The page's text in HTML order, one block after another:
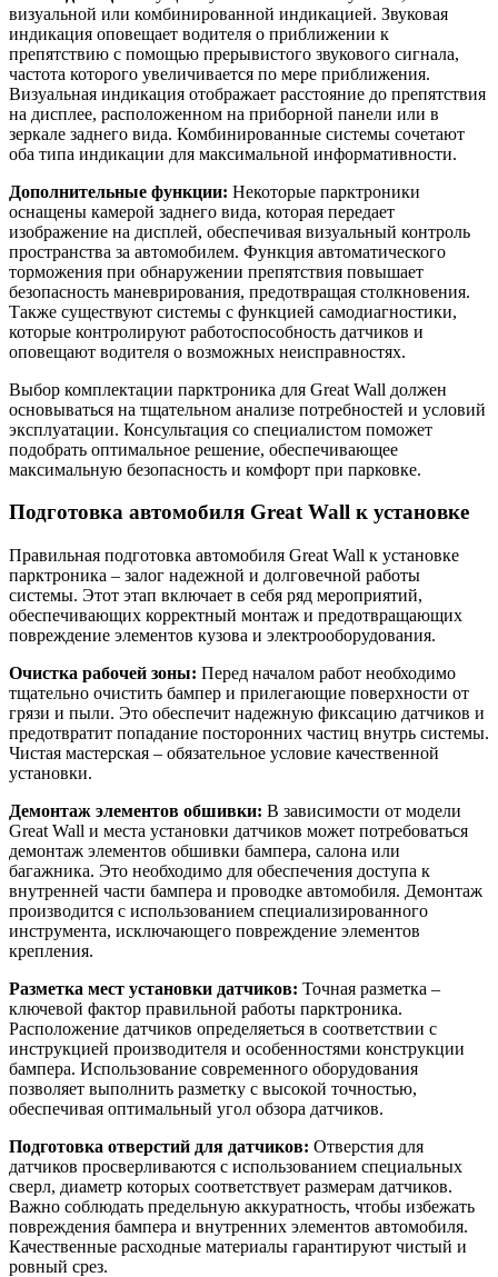
визуальной или комбинированной индикацией. Звуковая
индикация оповещает водителя о приближении к
препятствию с помощью прерывистого звукового сигнала,
частота которого увеличивается по мере приближения.
Визуальная индикация отображает расстояние до препятствия
на дисплее, расположенном на приборной панели или в
зеркале заднего вида. Комбинированные системы сочетают
оба типа индикации для максимальной информативности.
Дополнительные функции: Некоторые парктроники
оснащены камерой заднего вида, которая передает
изображение на дисплей, обеспечивая визуальный контроль
пространства за автомобилем. Функция автоматического
торможения при обнаружении препятствия повышает
безопасность маневрирования, предотвращая столкновения.
Также существуют системы с функцией самодиагностики,
которые контролируют работоспособность датчиков и
оповещают водителя о возможных неисправностях.
Выбор комплектации парктроника для Great Wall должен
основываться на тщательном анализе потребностей и условий
эксплуатации. Консультация со специалистом поможет
подобрать оптимальное решение, обеспечивающее
максимальную безопасность и комфорт при парковке.
Подготовка автомобиля Great Wall к установке
Правильная подготовка автомобиля Great Wall к установке
парктроника – залог надежной и долговечной работы
системы. Этот этап включает в себя ряд мероприятий,
обеспечивающих корректный монтаж и предотвращающих
повреждение элементов кузова и электрооборудования.
Очистка рабочей зоны: Перед началом работ необходимо
тщательно очистить бампер и прилегающие поверхности от
грязи и пыли. Это обеспечит надежную фиксацию датчиков и
предотвратит попадание посторонних частиц внутрь системы.
Чистая мастерская – обязательное условие качественной
установки.
Демонтаж элементов обшивки: В зависимости от модели
Great Wall и места установки датчиков может потребоваться
демонтаж элементов обшивки бампера, салона или
багажника. Это необходимо для обеспечения доступа к
внутренней части бампера и проводке автомобиля. Демонтаж
производится с использованием специализированного
инструмента, исключающего повреждение элементов
крепления.
Разметка мест установки датчиков: Точная разметка –
ключевой фактор правильной работы парктроника.
Расположение датчиков определяеться в соответствии с
инструкцией производителя и особенностями конструкции
бампера. Использование современного оборудования
позволяет выполнить разметку с высокой точностью,
обеспечивая оптимальный угол обзора датчиков.
Подготовка отверстий для датчиков: Отверстия для
датчиков просверливаются с использованием специальных
сверл, диаметр которых соответствует размерам датчиков.
Важно соблюдать предельную аккуратность, чтобы избежать
повреждения бампера и внутренних элементов автомобиля.
Качественные расходные материалы гарантируют чистый и
ровный срез.